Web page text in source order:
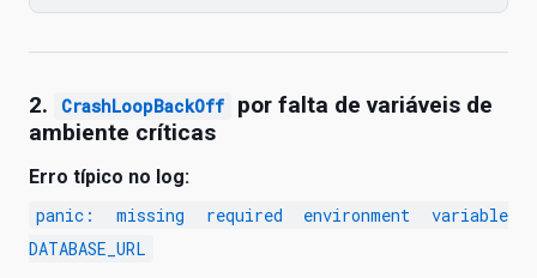
2. CrashLoopBackOff
por falta de variáveis de
ambiente críticas
Erro típico no log:
panic: missing required environment variable
DATABASE_URL